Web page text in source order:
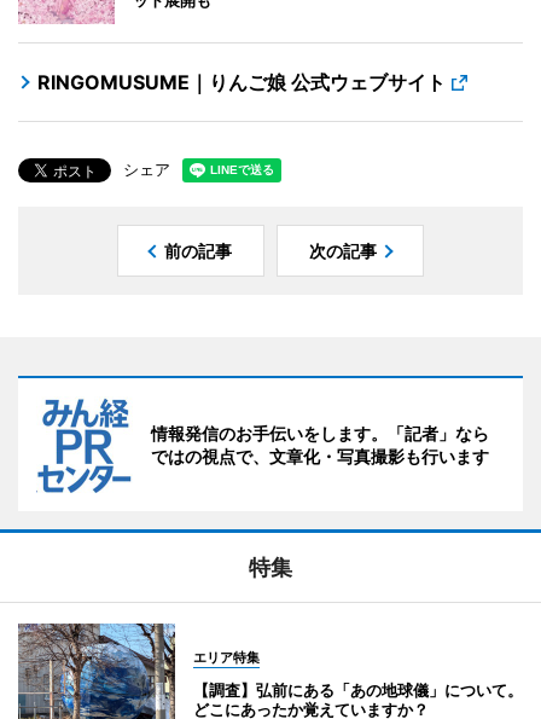
RINGOMUSUME｜りんご娘 公式ウェブサイト
シェア
前の記事 次の記事
情報発信のお手伝いをします。「記者」なら
ではの視点で、文章化・写真撮影も行います
特集
エリア特集
【調査】弘前にある「あの地球儀」について。
どこにあったか覚えていますか？